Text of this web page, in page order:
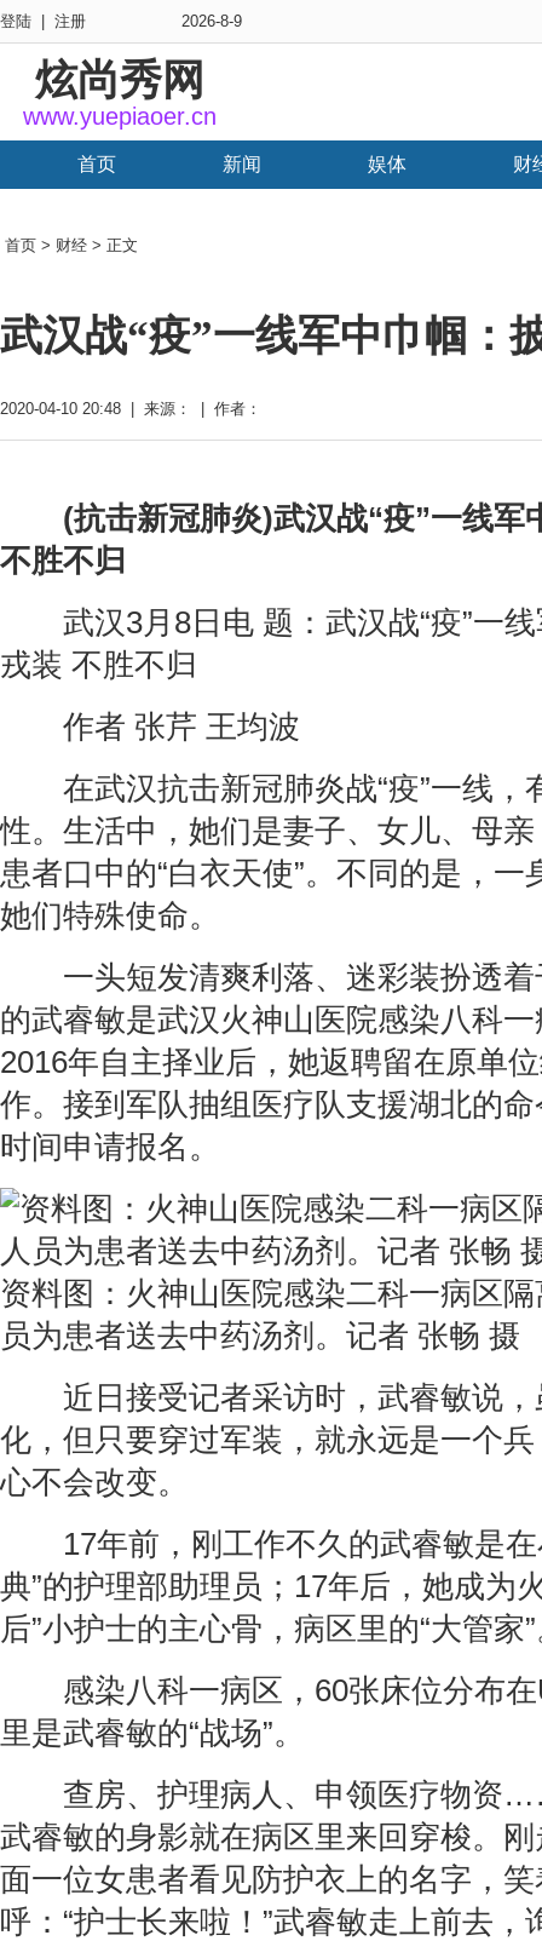
登陆 注册 2026-8-9
炫尚秀网
www.yuepiaoer.cn
首页 新闻 娱体 财
首页 > 财经 > 正文
武汉战“疫”一线军中巾帼：
2020-04-10 20:48 | 来源： | 作者：
(抗击新冠肺炎)武汉战“疫”一线军
不胜不归
武汉3月8日电 题：武汉战“疫”一线
戎装 不胜不归
作者 张芹 王均波
在武汉抗击新冠肺炎战“疫”一线，
性。生活中，她们是妻子、女儿、母
患者口中的“白衣天使”。不同的是，一
她们特殊使命。
一头短发清爽利落、迷彩装扮透着
的武睿敏是武汉火神山医院感染八科
2016年自主择业后，她返聘留在原单
作。接到军队抽组医疗队支援湖北的
时间申请报名。
资料图：火神山医院感染二科一病区
员为患者送去中药汤剂。记者 张畅 摄
近日接受记者采访时，武睿敏说，
化，但只要穿过军装，就永远是一个
心不会改变。
17年前，刚工作不久的武睿敏是在
典”的护理部助理员；17年后，她成为
后”小护士的主心骨，病区里的“大管家
感染八科一病区，60张床位分布在
里是武睿敏的“战场”。
查房、护理病人、申领医疗物资
武睿敏的身影就在病区里来回穿梭。
面一位女患者看见防护衣上的名字，
呼：“护士长来啦！”武睿敏走上前去，